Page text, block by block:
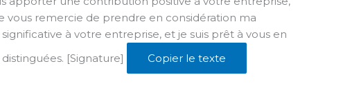
remercie de prendre en considération ma
à votre entreprise, et je suis prêt à vous en
[Signature]
Copier le texte